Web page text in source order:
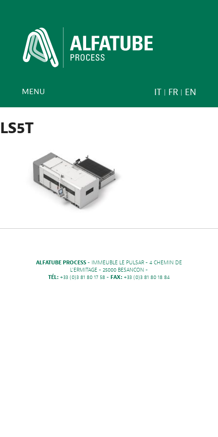
IT FR EN
MENU
LS5T
ALFATUBE PROCESS - IMMEUBLE LE PULSAR - 4 CHEMIN DE
L'ERMITAGE - 25000 BESANCON -
TÉL: +33 (0)3 81 80 17 58 - FAX: +33 (0)3 81 80 18 84